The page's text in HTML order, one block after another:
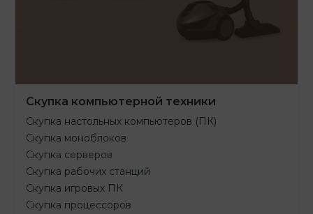
Скупка компьютерной техники
Скупка настольных компьютеров (ПК)
Скупка моноблоков
Скупка серверов
Скупка рабочих станций
Скупка игровых ПК
Скупка процессоров